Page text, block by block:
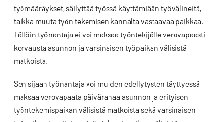
työmääräykset, säilyttää työssä käyttämiään työvälineitä,
taikka muuta työn tekemisen kannalta vastaavaa paikkaa.
Tällöin työnantaja ei voi maksaa työntekijälle verovapaasti
korvausta asunnon ja varsinaisen työpaikan välisistä
matkoista.
Sen sijaan työnantaja voi muiden edellytysten täyttyessä
maksaa verovapaata päivärahaa asunnon ja erityisen
työntekemispaikan välisistä matkoista sekä varsinaisen